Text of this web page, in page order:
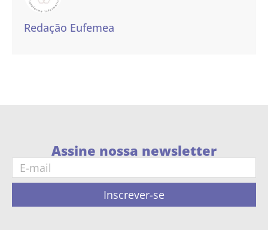
Redação Eufemea
Assine nossa newsletter
Inscrever-se